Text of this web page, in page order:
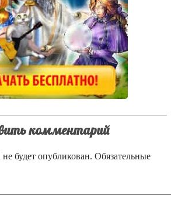
комментарий
будет опубликован. Обязательные